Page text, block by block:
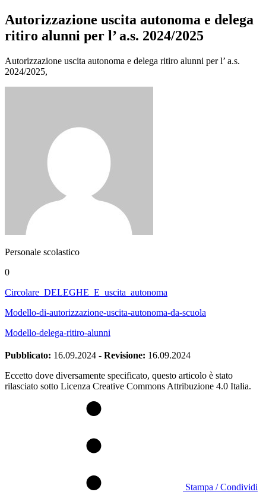
Autorizzazione uscita autonoma e delega
ritiro alunni per l’ a.s. 2024/2025
Autorizzazione uscita autonoma e delega ritiro alunni per l’ a.s.
2024/2025,
Personale scolastico
0
Circolare_DELEGHE_E_uscita_autonoma
Modello-di-autorizzazione-uscita-autonoma-da-scuola
Modello-delega-ritiro-alunni
Pubblicato: 16.09.2024 - Revisione: 16.09.2024
Eccetto dove diversamente specificato, questo articolo è stato
rilasciato sotto Licenza Creative Commons Attribuzione 4.0 Italia.
Stampa / Condividi